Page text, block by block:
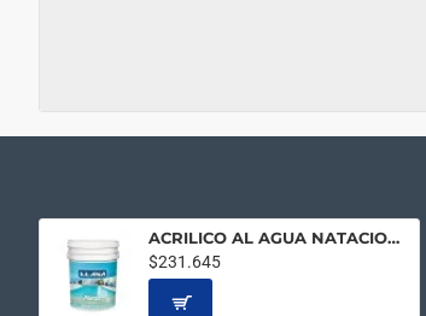
ACRILICO AL AGUA NATACION AZUL 20LTS
$231.645